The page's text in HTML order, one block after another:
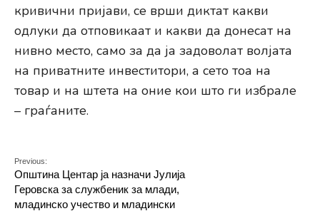
кривични пријави, се врши диктат какви
одлуки да отповикаат и какви да донесат на
нивно место, само за да ја задоволат волјата
на приватните инвеститори, а сето тоа на
товар и на штета на оние кои што ги избрале
– граѓаните.
Previous:
Општина Центар ја назначи Јулија
Геровска за службеник за млади,
младинско учество и младински